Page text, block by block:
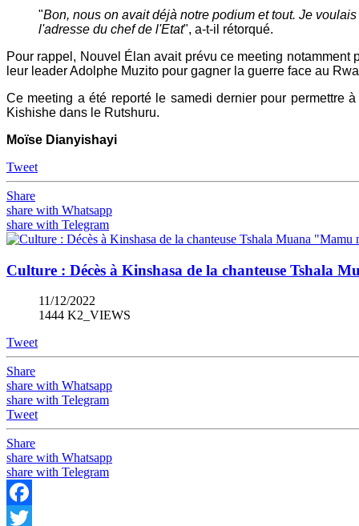
"Bon, nous on avait déjà notre podium et tout. Je
l'adresse du chef de l'Etat", a-t-il rétorqué.
Pour rappel, Nouvel Élan avait prévu ce meeting
leur leader Adolphe Muzito pour gagner la guerre face au
Ce meeting a été reporté le samedi dernier pour permettre
Kishishe dans le Rutshuru.
Moïse Dianyishayi
Tweet
Share
share with Whatsapp
share with Telegram
Culture : Décès à Kinshasa de la chanteuse Tshala
11/12/2022
1444 K2_VIEWS
Tweet
Share
share with Whatsapp
share with Telegram
Tweet
Share
share with Whatsapp
share with Telegram
Facebook